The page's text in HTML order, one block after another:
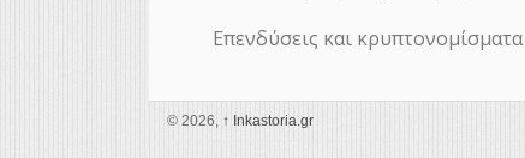
Επενδύσεις και κρυπτονομίσματα
© 2026, ↑ Ιnkastoria.gr